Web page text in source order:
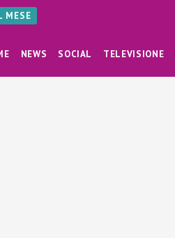
MESE
NEWS SOCIAL TELEVISIONE